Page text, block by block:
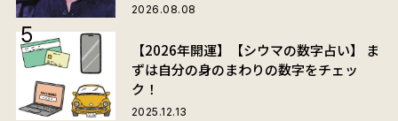
2026.08.08
【2026年開運】【シウマの数字占い】 ま
ずは自分の身のまわりの数字をチェッ
ク！
2025.12.13